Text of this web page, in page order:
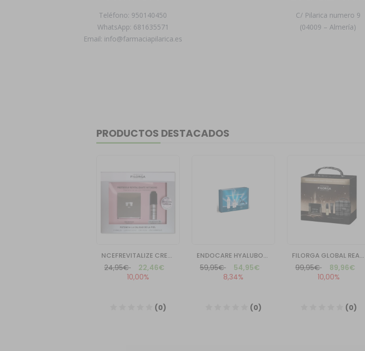
Teléfono: 950140450
WhatsApp: 681635571
Email: info@farmaciapilarica.es
C/ Pilarica numero 9
(04009 – Almería)